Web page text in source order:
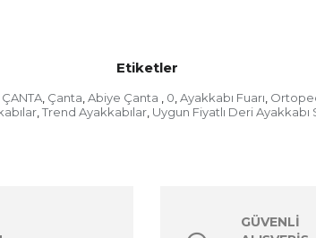
Etiketler
, Çanta, Abiye Çanta , 0, Ayakkabı Fuarı,
, Trend Ayakkabılar, Uygun Fiyatlı Deri
GÜVENLİ